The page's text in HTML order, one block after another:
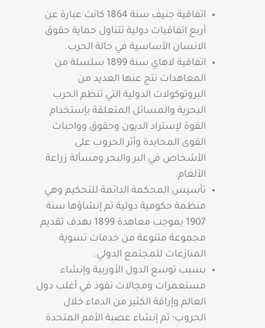
اتفاقية جنيف سنة 1864 كانت عبارة عن
أربع اتفاقيات دولية تتناول حماية حقوق
الانسان الأساسية في حالة الحرب.
اتفاقية لاهاي سنة 1899 سلسلة من
المعاهدات نتج عنها العديد من
البروتوكولات الدولية التي تنظم الحرب
البحرية والمسائل المتعلقة بإستخدام
القوة لإستراد الديون وحقوق وواحبات
القوى المحايدة وأثر الحروب على
الأشخاص في البر والبحر ومسألة زراعة
الألغام.
تأسيس المحكمة الدائمة للتحكيم وهي
منظمة حكومية دولية تم إنشاؤها سنة
1907 بموجب معاهدة 1899 بهدف تقديم
مجموعة متنوعة من خدمات تسوية
المنازعات للمجتمع الدولي.
بسبب توسع الدول الأوربية وإنشاء
مستعمرات ومجالات نفوذ في أغلب دول
العالم وإراقة الكثير من الدماء خلال
الحروب؛ تم إنشاء عصبة الأمم المتحدة